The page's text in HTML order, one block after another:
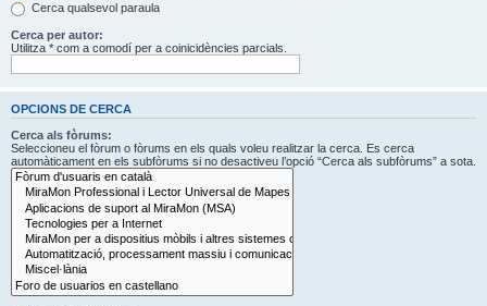
Cerca qualsevol paraula
Cerca per autor:
Utilitza * com a comodí per a coinicidències parcials.
OPCIONS DE CERCA
Cerca als fòrums:
Seleccioneu el fòrum o fòrums en els quals voleu realitzar la cerca. Es cerca
automàticament en els subfòrums si no desactiveu l’opció “Cerca als subfòrums” a sota.